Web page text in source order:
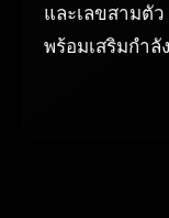
และเลขสามตั
พร้อมเสริมกำ